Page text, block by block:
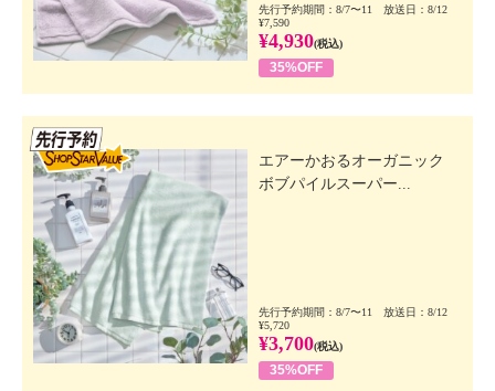
先行予約期間：8/7〜11 放送日：8/12
¥7,590
¥4,930(税込)
35%OFF
エアーかおるオーガニック
ボブパイルスーパー...
先行予約期間：8/7〜11 放送日：8/12
¥5,720
¥3,700(税込)
35%OFF